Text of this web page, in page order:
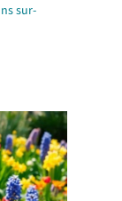
sur-